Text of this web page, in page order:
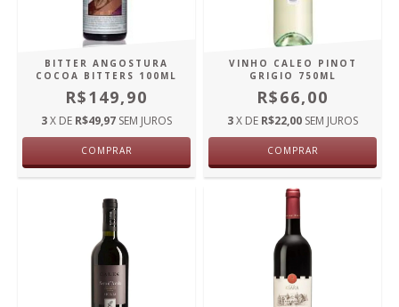
BITTER ANGOSTURA
COCOA BITTERS 100ML
R$149,90
3X DE R$49,97 SEM JUROS
COMPRAR
VINHO CALEO PINOT
GRIGIO 750ML
R$66,00
3X DE R$22,00 SEM JUROS
COMPRAR